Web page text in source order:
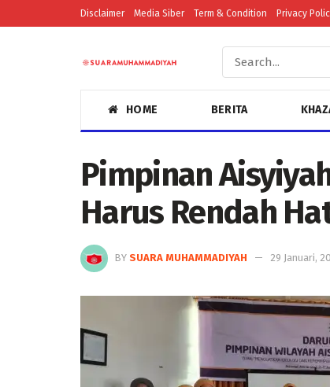
Disclaimer Media Siber Term & Condition Privacy
HOME BERITA
Pimpinan
Harus Rendah
BY SUARA MUHAMMADIYAH 29 Januari,